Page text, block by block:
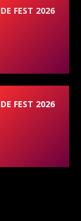
FEST 2026
FEST 2026